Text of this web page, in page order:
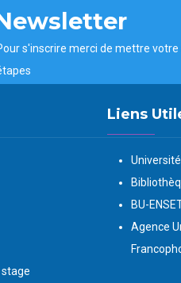
s'inscrire merci de mettre
Liens
BU-
Agence